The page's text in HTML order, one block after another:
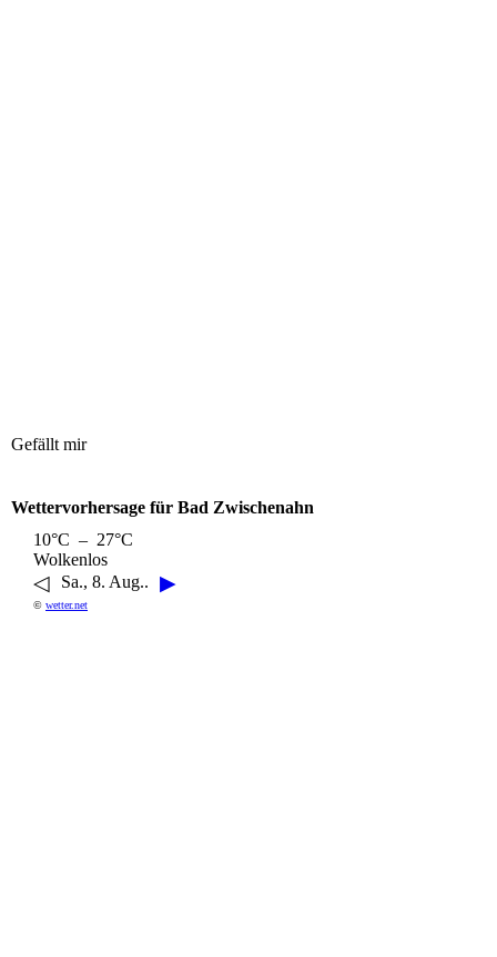
Gefällt mir
Wettervorhersage für Bad Zwischenahn
10°C – 27°C
Wolkenlos
◁ Sa., 8. Aug.. ▶
© wetter.net